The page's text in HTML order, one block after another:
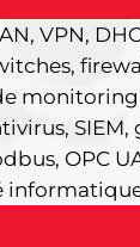
VPN,
OPC